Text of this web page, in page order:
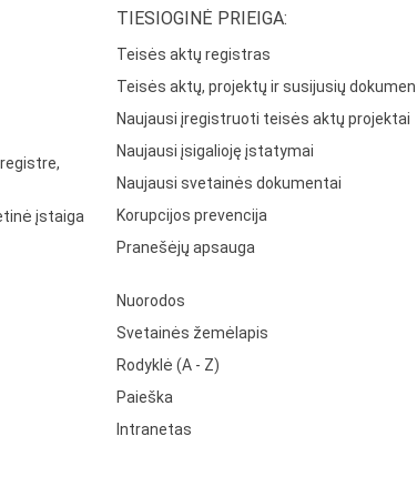
įstaiga
TIESIOGINĖ PRIEIGA:
Teisės aktų registras
Teisės aktų, projektų ir susijusių
Naujausi įregistruoti teisės aktų projektai
Naujausi įsigalioję įstatymai
Naujausi svetainės dokumentai
Korupcijos prevencija
Pranešėjų apsauga
Nuorodos
Svetainės žemėlapis
Rodyklė (A - Z)
Paieška
Intranetas